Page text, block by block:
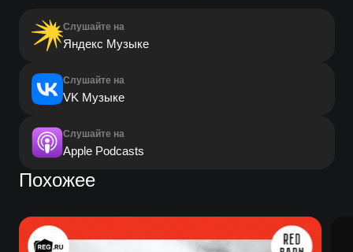
Слушайте на
Яндекс Музыке
Слушайте на
VK Музыке
Слушайте на
Apple Podcasts
Похожее